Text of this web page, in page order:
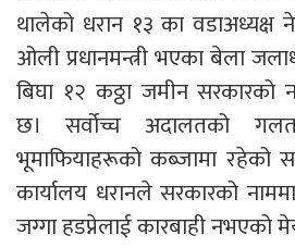
थालेको धरान १३ का वडाअध्यक्ष
ओली प्रधानमन्त्री भएका बेला
बिघा १२ कठ्ठा जमीन सरकारको
छ। सर्वोच्च अदालतको
भूमाफियाहरूको कब्जामा रहेको
कार्यालय धरानले सरकारको
जग्गा हडप्नेलाई कारबाही नभएको